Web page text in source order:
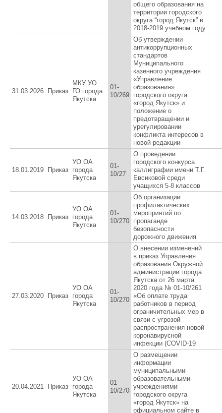
общего образования на
территории городского
округа “город Якутск” в
2018-2019 учебном году
31.03.2026 Приказ
МКУ УО
ГО города
Якутска
01-
10/269
Об утверждении
антикоррупционных
стандартов
Муниципального
казенного учреждения
«Управление
образования»
городского округа
«город Якутск» и
положение о
предотвращении и
урегулировании
конфликта интересов в
новой редакции
18.01.2019 Приказ
УО ОА
города
Якутска
01-
10/27
О проведении
городского конкурса
каллиграфии имени Т.Г.
Евсиковой среди
учащихся 5-8 классов
14.03.2018 Приказ
УО ОА
города
Якутска
01-
10/270
Об организации
профилактических
мероприятий по
пропаганде
безопасности
дорожного движения
27.03.2020 Приказ
УО ОА
города
Якутска
01-
10/270
О внесении изменений
в приказ Управления
образования Окружной
администрации города
Якутска от 26 марта
2020 года № 01-10/261
«Об оплате труда
работников в период
ограничительных мер в
связи с угрозой
распространения новой
коронавирусной
инфекции (COVID-19
20.04.2021 Приказ
УО ОА
города
Якутска
01-
10/270
О размещении
информации
муниципальными
образовательными
учреждениями
городского округа
«город Якутск» на
официальном сайте в